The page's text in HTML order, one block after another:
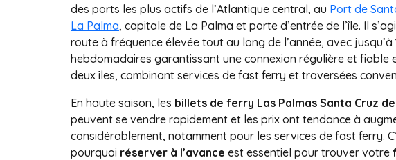
des ports les plus actifs de l’Atlantique central, au Port de
La Palma, capitale de La Palma et porte d’entrée de l’île. Il
route à fréquence élevée tout au long de l’année, avec jusqu’à
hebdomadaires garantissant une connexion régulière et fiable
deux îles, combinant services de fast ferry et traversées
En haute saison, les billets de ferry Las Palmas Santa Cruz
peuvent se vendre rapidement et les prix ont tendance à
considérablement, notamment pour les services de fast ferry.
pourquoi réserver à l’avance est essentiel pour trouver votre